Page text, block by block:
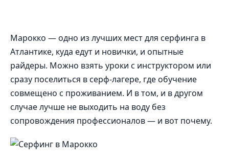
Марокко — одно из лучших мест для серфинга в
Атлантике, куда едут и новички, и опытные
райдеры. Можно взять уроки с инструктором или
сразу поселиться в серф-лагере, где обучение
совмещено с проживанием. И в том, и в другом
случае лучше не выходить на воду без
сопровождения профессионалов — и вот почему.